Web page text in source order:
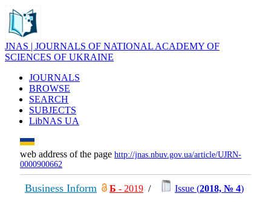
JNAS | JOURNALS OF NATIONAL ACADEMY OF
SCIENCES OF UKRAINE
JOURNALS
BROWSE
SEARCH
SUBJECTS
LibNAS UA
web address of the page http://jnas.nbuv.gov.ua/article/UJRN-
0000900662
Business Inform Б - 2019 / Issue (2018, № 4)